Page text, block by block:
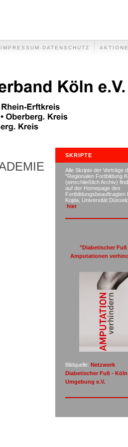
IMPRESSUM-DATENSCHUTZ
SKRIPTE
Alle Skripte der Vorträge
"Regionalen Fortbildung
(einschließlich Archiv)
auf der Homepage des
Fortbildungsbeauftragten
Kojda, Universität
hier
"Diabetischer Fuß
Amputationen
Bildquelle: Netzwerk
Diabetischer Fuß -
Umgebung e.V.